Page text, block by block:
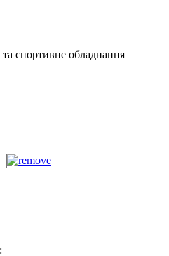
спортивне обладнання